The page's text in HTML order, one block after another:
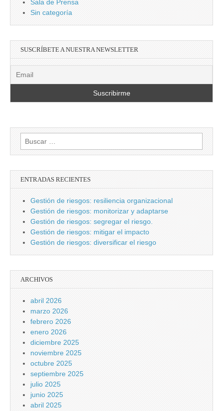
Sala de Prensa
Sin categoría
SUSCRÍBETE A NUESTRA NEWSLETTER
Buscar:
ENTRADAS RECIENTES
Gestión de riesgos: resiliencia organizacional
Gestión de riesgos: monitorizar y adaptarse
Gestión de riesgos: segregar el riesgo.
Gestión de riesgos: mitigar el impacto
Gestión de riesgos: diversificar el riesgo
ARCHIVOS
abril 2026
marzo 2026
febrero 2026
enero 2026
diciembre 2025
noviembre 2025
octubre 2025
septiembre 2025
julio 2025
junio 2025
abril 2025